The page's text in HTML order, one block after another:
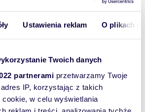
Ustawienia reklam O plikach
Twoich danych
partnerami przetwarzamy Twoje
IP, korzystając z takich
w celu wyświetlania
antywłamaniowe zapewniające
lub kosmetyczne,